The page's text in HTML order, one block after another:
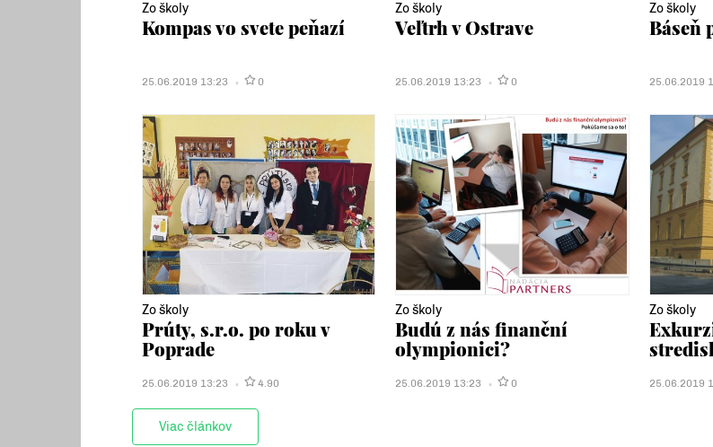
Zo školy
Kompas vo svete peňazí
25.06.2019 13:23 0
Zo školy
Veľtrh v Ostrave
25.06.2019 13:23 0
Zo školy
Báseň
25.06.2019
Zo školy
Prúty, s.r.o. po roku v
Poprade
25.06.2019 13:23 4.90
Zo školy
Budú z nás finanční
olympionici?
25.06.2019 13:23 0
Zo školy
25.06.2019
Viac článkov